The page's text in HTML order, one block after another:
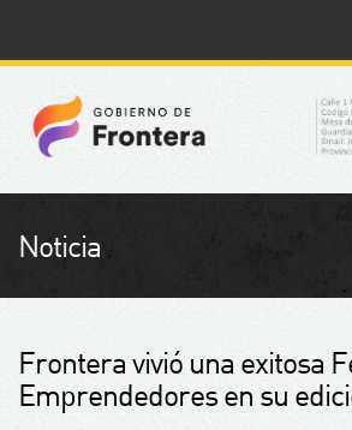
Noticia
Frontera vivió una exitosa
Emprendedores en su